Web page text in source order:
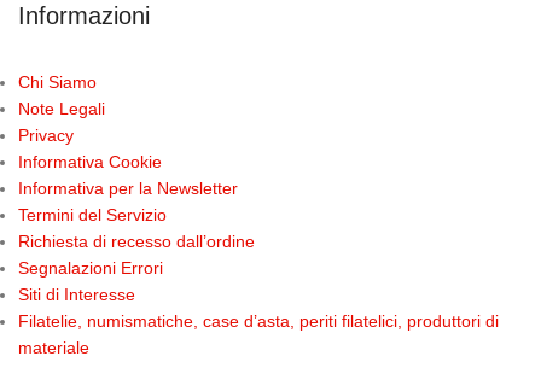
Informazioni
Chi Siamo
Note Legali
Privacy
Informativa Cookie
Informativa per la Newsletter
Termini del Servizio
Richiesta di recesso dall’ordine
Segnalazioni Errori
Siti di Interesse
Filatelie, numismatiche, case d’asta, periti filatelici, produttori di
materiale